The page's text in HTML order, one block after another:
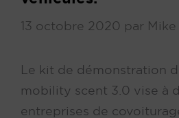
13 octobre 2020 par
Le kit de démonstration
mobility scent 3.0 vise à
entreprises de